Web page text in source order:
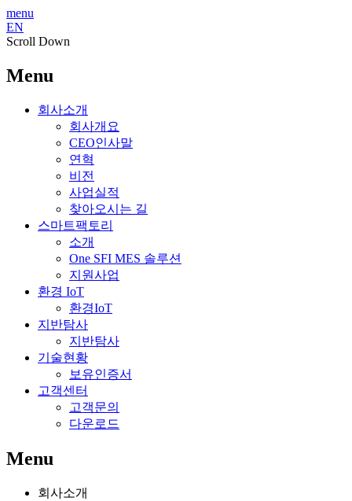
menu
EN
Scroll Down
Menu
회사소개
회사개요
CEO인사말
연혁
비전
사업실적
찾아오시는 길
스마트팩토리
소개
One SFI MES 솔루션
지원사업
환경 IoT
환경IoT
지반탐사
지반탐사
기술현황
보유인증서
고객센터
고객문의
다운로드
Menu
회사소개